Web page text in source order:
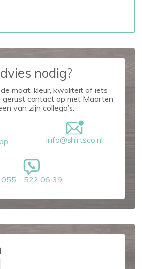
nodig?
maat, kleur, kwaliteit of iets
gerust contact op met Maarten
van zijn collega’s:
info@shirtsco.nl
055 - 522 06 39